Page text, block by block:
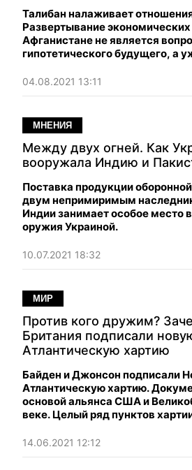
Талибан налаживает
Развертывание
Афганистане не является
гипотетического будущего, а
04.08.2021 13:11
МНЕНИЯ
Между двух огней. Как
вооружала Индию и
Поставка продукции
двум непримиримым
Индии занимает особое место
оружия Украиной.
10.07.2021 18:32
МИР
Против кого дружим?
Британия подписали
Атлантическую хартию
Байден и Джонсон подписали
Атлантическую хартию.
основой альянса США и
веке. Целый ряд пунктов
14.06.2021 12:12